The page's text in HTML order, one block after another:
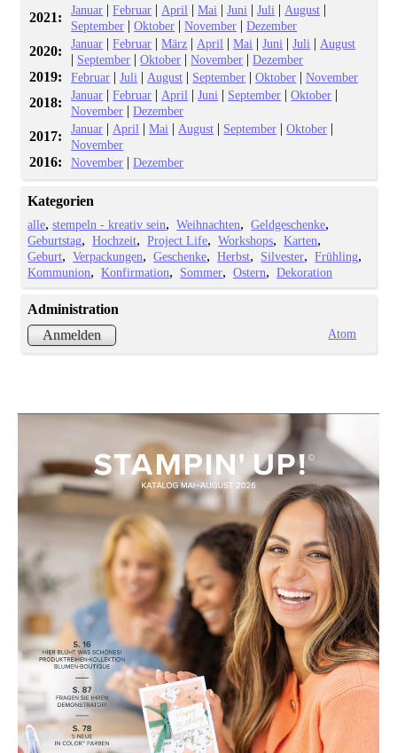
2021: Januar |Februar | April |Mai |Juni |Juli | August |
September |Oktober |November |Dezember
2020: Januar |Februar |März | April |Mai |Juni |Juli | August
| September |Oktober |November |Dezember
2019: Februar |Juli | August | September |Oktober |November
2018: Januar |Februar | April |Juni | September |Oktober |
November |Dezember
2017: Januar | April |Mai | August | September |Oktober |
November
2016: November |Dezember
Kategorien
alle stempeln - kreativ sein Weihnachten
Geldgeschenke
Geburtstag
Hochzeit Project Life Workshops
Karten
Geburt
Verpackungen Geschenke Herbst Silvester
Frühling
Kommunion
Konfirmation Sommer Ostern Dekoration
Administration
Anmelden
Atom